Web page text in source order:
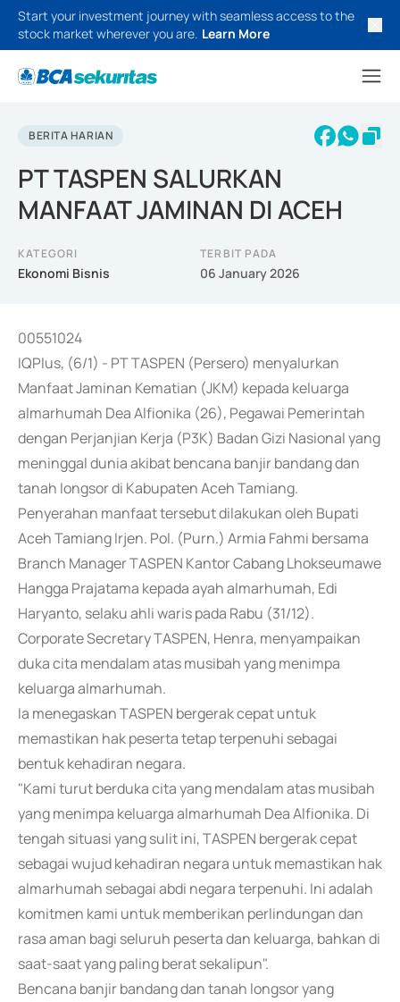
Start your investment journey with seamless access to the
stock market wherever you are. Learn More
BERITA HARIAN
PT TASPEN SALURKAN
MANFAAT JAMINAN DI ACEH
KATEGORI
Ekonomi Bisnis
TERBIT PADA
06 January 2026
00551024
IQPlus, (6/1) - PT TASPEN (Persero) menyalurkan
Manfaat Jaminan Kematian (JKM) kepada keluarga
almarhumah Dea Alfionika (26), Pegawai Pemerintah
dengan Perjanjian Kerja (P3K) Badan Gizi Nasional yang
meninggal dunia akibat bencana banjir bandang dan
tanah longsor di Kabupaten Aceh Tamiang.
Penyerahan manfaat tersebut dilakukan oleh Bupati
Aceh Tamiang Irjen. Pol. (Purn.) Armia Fahmi bersama
Branch Manager TASPEN Kantor Cabang Lhokseumawe
Hangga Prajatama kepada ayah almarhumah, Edi
Haryanto, selaku ahli waris pada Rabu (31/12).
Corporate Secretary TASPEN, Henra, menyampaikan
duka cita mendalam atas musibah yang menimpa
keluarga almarhumah.
Ia menegaskan TASPEN bergerak cepat untuk
memastikan hak peserta tetap terpenuhi sebagai
bentuk kehadiran negara.
"Kami turut berduka cita yang mendalam atas musibah
yang menimpa keluarga almarhumah Dea Alfionika. Di
tengah situasi yang sulit ini, TASPEN bergerak cepat
sebagai wujud kehadiran negara untuk memastikan hak
almarhumah sebagai abdi negara terpenuhi. Ini adalah
komitmen kami untuk memberikan perlindungan dan
rasa aman bagi seluruh peserta dan keluarga, bahkan di
saat-saat yang paling berat sekalipun".
Bencana banjir bandang dan tanah longsor yang